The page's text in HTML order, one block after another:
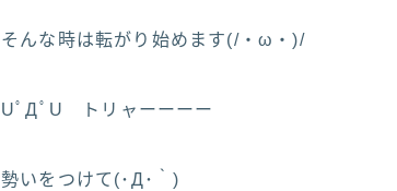
そんな時は転がり始めます(/・ω・)/
UﾟДﾟU トリャーーーー
勢いをつけて(･Д･｀)